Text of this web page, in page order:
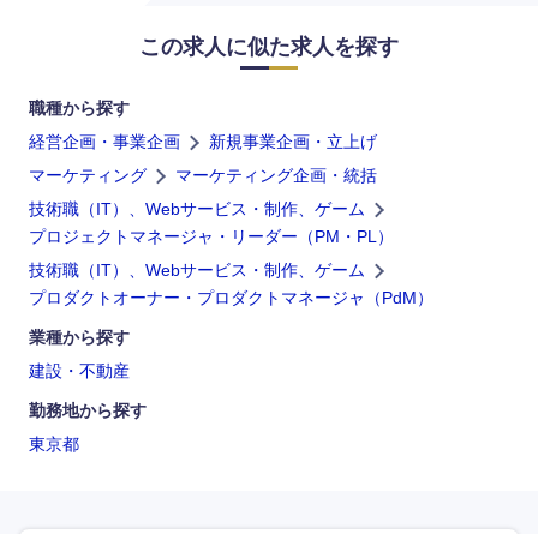
この求人に似た求人を探す
職種から探す
経営企画・事業企画
新規事業企画・立上げ
マーケティング
マーケティング企画・統括
技術職（IT）、Webサービス・制作、ゲーム
プロジェクトマネージャ・リーダー（PM・PL）
技術職（IT）、Webサービス・制作、ゲーム
プロダクトオーナー・プロダクトマネージャ（PdM）
業種から探す
建設・不動産
勤務地から探す
東京都